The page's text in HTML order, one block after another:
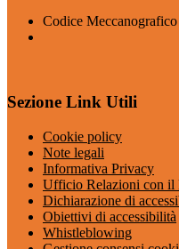
Codice
Sezione Link Utili
Cookie policy
Note legali
Informativa Privacy
Ufficio Relazioni con il
Dichiarazione di
Obiettivi di accessibilità
Whistleblowing